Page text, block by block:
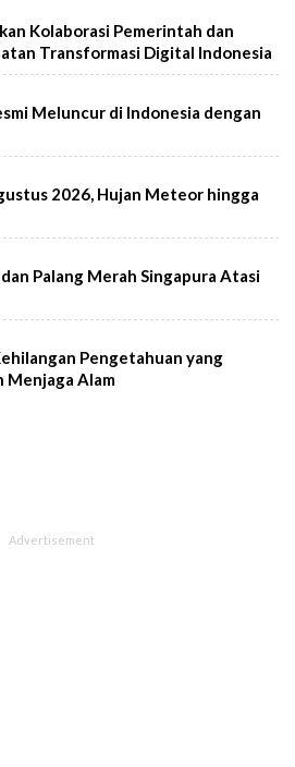
Kolaborasi Pemerintah dan
Transformasi Digital Indonesia
Meluncur di Indonesia dengan
2026, Hujan Meteor hingga
Palang Merah Singapura Atasi
Pengetahuan yang
Menjaga Alam